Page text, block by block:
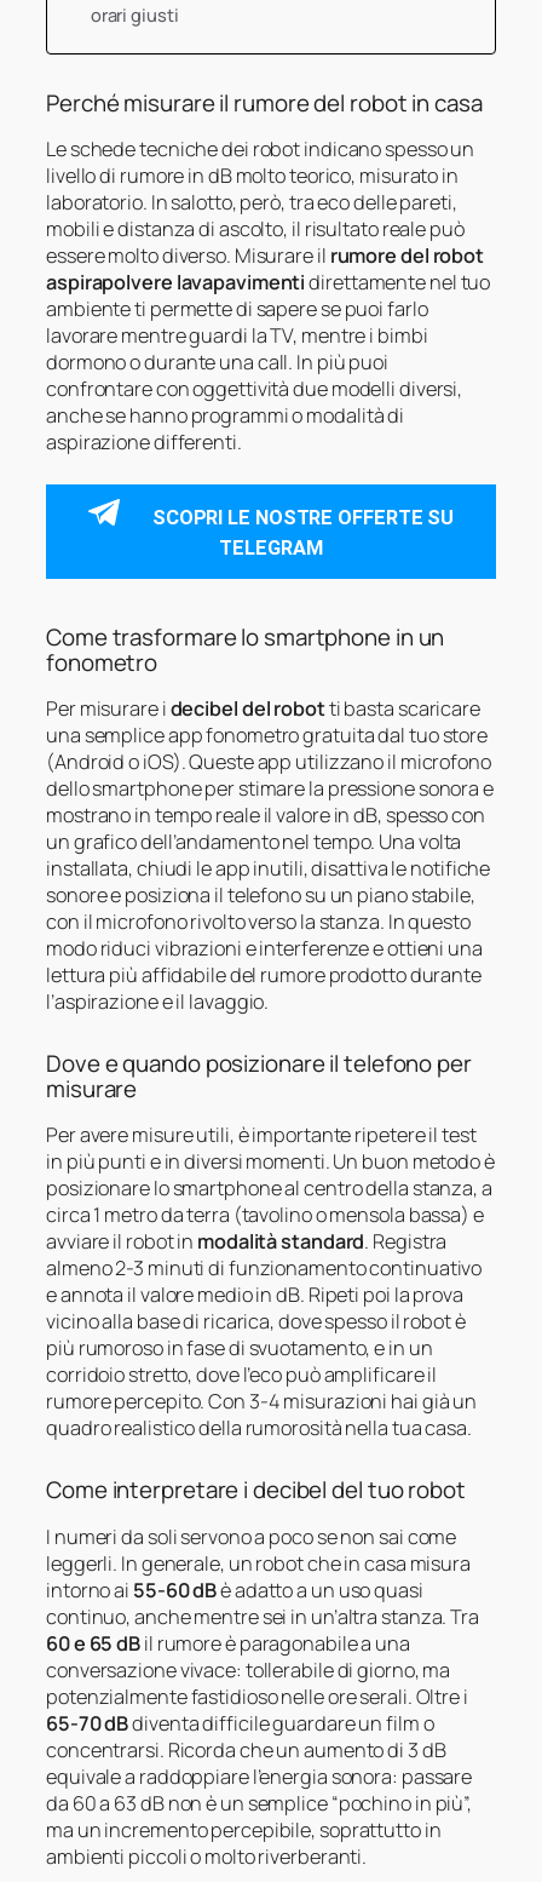
orari giusti
Perché misurare il rumore del robot in casa
Le schede tecniche dei robot indicano spesso un
livello di rumore in dB molto teorico, misurato in
laboratorio. In salotto, però, tra eco delle pareti,
mobili e distanza di ascolto, il risultato reale può
essere molto diverso. Misurare il rumore del robot
aspirapolvere lavapavimentidirettamente nel tuo
ambiente ti permette di sapere se puoi farlo
lavorare mentre guardi la TV, mentre i bimbi
dormono o durante una call. In più puoi
confrontare con oggettività due modelli diversi,
anche se hanno programmi o modalità di
aspirazione differenti.
SCOPRI LE NOSTRE OFFERTE SU
TELEGRAM
Come trasformare lo smartphone in un
fonometro
Per misurare idecibel del robotti basta scaricare
una semplice app fonometro gratuita dal tuo store
(Android o iOS). Queste app utilizzano il microfono
dello smartphone per stimare la pressione sonora e
mostrano in tempo reale il valore in dB, spesso con
un grafico dell’andamento nel tempo. Una volta
installata, chiudi le app inutili, disattiva le notifiche
sonore e posiziona il telefono su un piano stabile,
con il microfono rivolto verso la stanza. In questo
modo riduci vibrazioni e interferenze e ottieni una
lettura più affidabile del rumore prodotto durante
l’aspirazione e il lavaggio.
Dove e quando posizionare il telefono per
misurare
Per avere misure utili, è importante ripetere il test
in più punti e in diversi momenti. Un buon metodo è
posizionare lo smartphone al centro della stanza, a
circa 1 metro da terra (tavolino o mensola bassa) e
avviare il robot in modalità standard. Registra
almeno 2-3 minuti di funzionamento continuativo
e annota il valore medio in dB. Ripeti poi la prova
vicino alla base di ricarica, dove spesso il robot è
più rumoroso in fase di svuotamento, e in un
corridoio stretto, dove l’eco può amplificare il
rumore percepito. Con 3-4 misurazioni hai già un
quadro realistico della rumorosità nella tua casa.
Come interpretare i decibel del tuo robot
I numeri da soli servono a poco se non sai come
leggerli. In generale, un robot che in casa misura
intorno ai 55-60 dBè adatto a un uso quasi
continuo, anche mentre sei in un’altra stanza. Tra
60 e 65 dBil rumore è paragonabile a una
conversazione vivace: tollerabile di giorno, ma
potenzialmente fastidioso nelle ore serali. Oltre i
65-70 dBdiventa difficile guardare un film o
concentrarsi. Ricorda che un aumento di 3 dB
equivale a raddoppiare l’energia sonora: passare
da 60 a 63 dB non è un semplice “pochino in più”,
ma un incremento percepibile, soprattutto in
ambienti piccoli o molto riverberanti.